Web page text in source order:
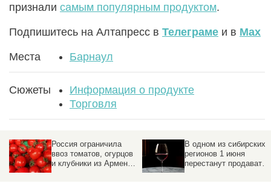
признали самым популярным продуктом.
Подпишитесь на Алтапресс в Телеграме и в Max
Места Барнаул
Сюжеты
Информация о продукте
Торговля
Россия ограничила
ввоз томатов, огурцов
и клубники из Армении.
В одном из сибирских
регионов 1 июня
перестанут продавать